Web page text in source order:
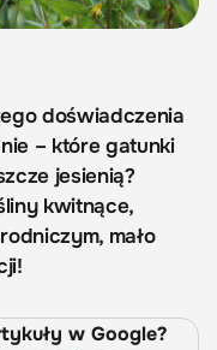
doświadczenia
– które gatunki
jesienią?
kwitnące,
mało
w Google?